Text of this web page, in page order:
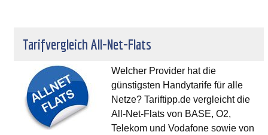
Tarifvergleich All-Net-Flats
Welcher Provider hat die
günstigsten Handytarife für alle
Netze? Tariftipp.de vergleicht die
All-Net-Flats von BASE, O2,
Telekom und Vodafone sowie von